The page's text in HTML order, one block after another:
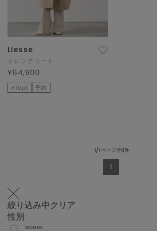
Liesse
トレンチコート
¥64,900
×10pt 予約
1/1 ページ全3件
1
絞り込み中クリア
性別
WOMEN